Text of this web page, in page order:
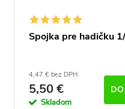
Spojka pre hadičku
4,47 € bez DPH
5,50 €
Skladom